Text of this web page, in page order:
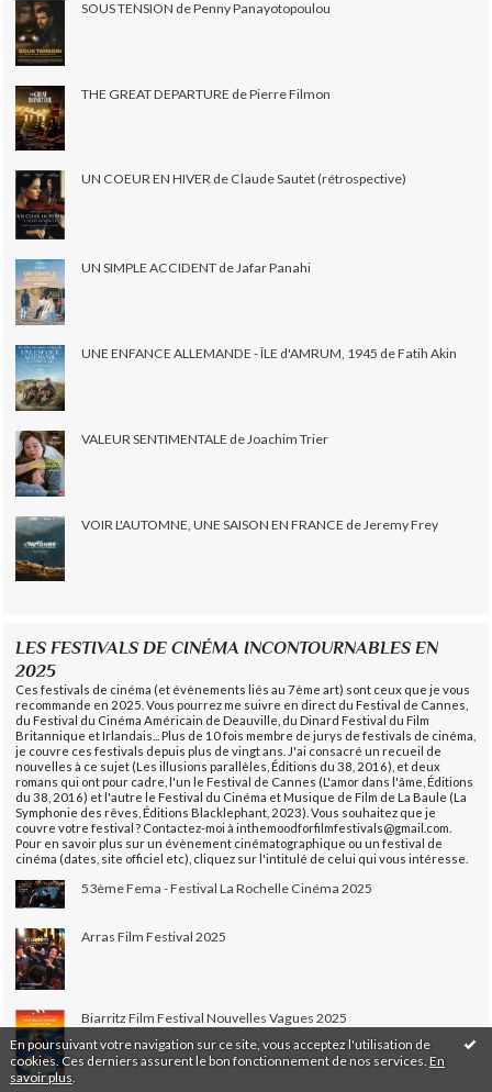
En poursuivant votre navigation sur ce site, vous acceptez l'utilisation de
cookies. Ces derniers assurent le bon fonctionnement de nos services. En
savoir plus
SOUS TENSION de Penny Panayotopoulou
THE GREAT DEPARTURE de Pierre Filmon
UN COEUR EN HIVER de Claude Sautet (rétrospective)
UN SIMPLE ACCIDENT de Jafar Panahi
UNE ENFANCE ALLEMANDE - ÎLE d'AMRUM, 1945 de Fatih Akin
VALEUR SENTIMENTALE de Joachim Trier
VOIR L'AUTOMNE, UNE SAISON EN FRANCE de Jeremy Frey
LES FESTIVALS DE CINÉMA INCONTOURNABLES EN
2025
Ces festivals de cinéma (et évènements liés au 7ème art) sont ceux que je vous
recommande en 2025. Vous pourrez me suivre en direct du Festival de Cannes,
du Festival du Cinéma Américain de Deauville, du Dinard Festival du Film
Britannique et Irlandais... Plus de 10 fois membre de jurys de festivals de cinéma,
je couvre ces festivals depuis plus de vingt ans. J'ai consacré un recueil de
nouvelles à ce sujet (Les illusions parallèles, Éditions du 38, 2016), et deux
romans qui ont pour cadre, l'un le Festival de Cannes (L'amor dans l'âme, Éditions
du 38, 2016) et l'autre le Festival du Cinéma et Musique de Film de La Baule (La
Symphonie des rêves, Éditions Blacklephant, 2023). Vous souhaitez que je
couvre votre festival ? Contactez-moi à inthemoodforfilmfestivals@gmail.com.
Pour en savoir plus sur un évènement cinématographique ou un festival de
cinéma (dates, site officiel etc), cliquez sur l'intitulé de celui qui vous intéresse.
53ème Fema - Festival La Rochelle Cinéma 2025
Arras Film Festival 2025
Biarritz Film Festival Nouvelles Vagues 2025